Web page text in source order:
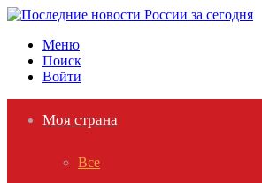
Меню
Поиск
Войти
Моя страна
Все